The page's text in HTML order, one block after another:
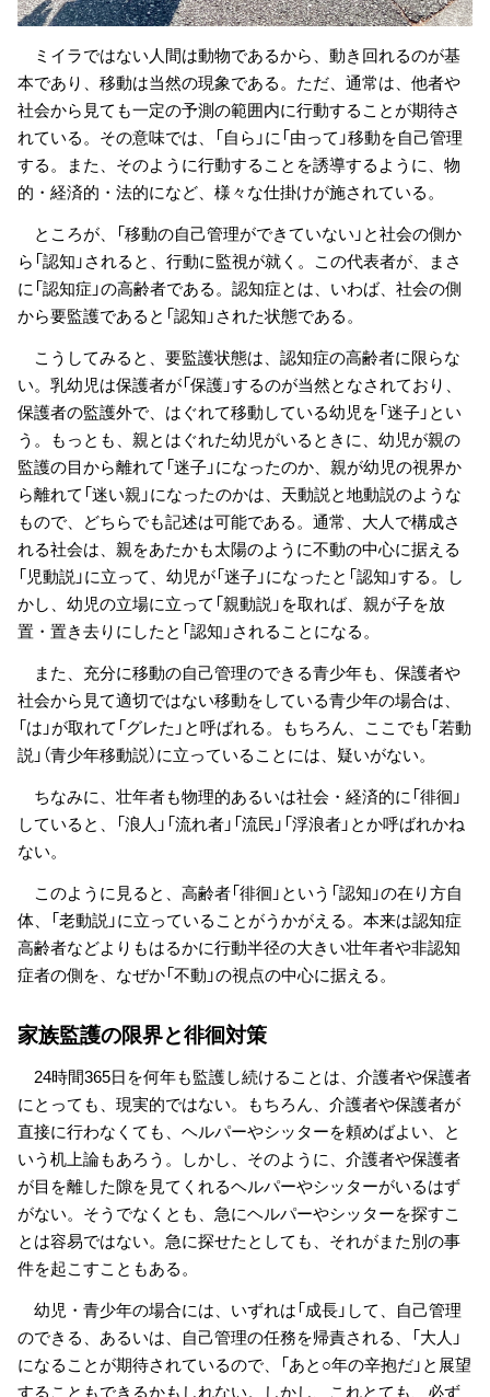
ミイラではない人間は動物であるから、動き回れるのが基
本であり、移動は当然の現象である。ただ、通常は、他者や
社会から見ても一定の予測の範囲内に行動することが期待さ
れている。その意味では、「自ら」に「由って」移動を自己管理
する。また、そのように行動することを誘導するように、物
的・経済的・法的になど、様々な仕掛けが施されている。
ところが、「移動の自己管理ができていない」と社会の側か
ら「認知」されると、行動に監視が就く。この代表者が、まさ
に「認知症」の高齢者である。認知症とは、いわば、社会の側
から要監護であると「認知」された状態である。
こうしてみると、要監護状態は、認知症の高齢者に限らな
い。乳幼児は保護者が「保護」するのが当然となされており、
保護者の監護外で、はぐれて移動している幼児を「迷子」とい
う。もっとも、親とはぐれた幼児がいるときに、幼児が親の
監護の目から離れて「迷子」になったのか、親が幼児の視界か
ら離れて「迷い親」になったのかは、天動説と地動説のような
もので、どちらでも記述は可能である。通常、大人で構成さ
れる社会は、親をあたかも太陽のように不動の中心に据える
「児動説」に立って、幼児が「迷子」になったと「認知」する。し
かし、幼児の立場に立って「親動説」を取れば、親が子を放
置・置き去りにしたと「認知」されることになる。
また、充分に移動の自己管理のできる青少年も、保護者や
社会から見て適切ではない移動をしている青少年の場合は、
「は」が取れて「グレた」と呼ばれる。もちろん、ここでも「若動
説」（青少年移動説）に立っていることには、疑いがない。
ちなみに、壮年者も物理的あるいは社会・経済的に「徘徊」
していると、「浪人」「流れ者」「流民」「浮浪者」とか呼ばれかね
ない。
このように見ると、高齢者「徘徊」という「認知」の在り方自
体、「老動説」に立っていることがうかがえる。本来は認知症
高齢者などよりもはるかに行動半径の大きい壮年者や非認知
症者の側を、なぜか「不動」の視点の中心に据える。
家族監護の限界と徘徊対策
24時間365日を何年も監護し続けることは、介護者や保護者
にとっても、現実的ではない。もちろん、介護者や保護者が
直接に行わなくても、ヘルパーやシッターを頼めばよい、と
いう机上論もあろう。しかし、そのように、介護者や保護者
が目を離した隙を見てくれるヘルパーやシッターがいるはず
がない。そうでなくとも、急にヘルパーやシッターを探すこ
とは容易ではない。急に探せたとしても、それがまた別の事
件を起こすこともある。
幼児・青少年の場合には、いずれは「成長」して、自己管理
のできる、あるいは、自己管理の任務を帰責される、「大人」
になることが期待されているので、「あと○年の辛抱だ」と展望
することもできるかもしれない。しかし、これとても、必ず